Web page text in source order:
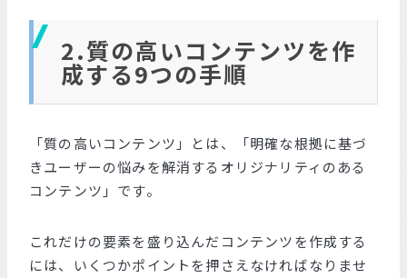
2.質の高いコンテンツを作
成する9つの手順
「質の高いコンテンツ」とは、「明確な根拠に基づ
きユーザーの悩みを解消するオリジナリティのある
コンテンツ」です。
これだけの要素を盛り込んだコンテンツを作成する
には、いくつかポイントを押さえなければなりませ